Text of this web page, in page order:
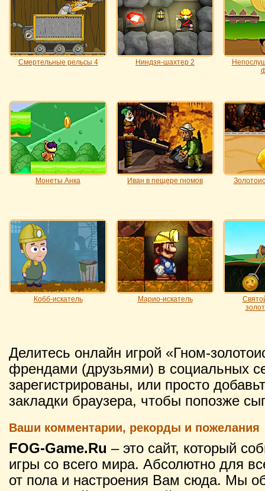
Смертельные рельсы 4 Ниндзя-шахтер 2
Монеты Анка Иван в пещере гномов
Кобб-искатель Марио-искатель
Делитесь онлайн игрой «Гном-
френдами (друзьями) в социальных
зарегистрированы, или просто
закладки браузера, чтобы попозже
Ваши комментарии, рекорды и пожелания
FOG-Game.Ru – это сайт, который
игры со всего мира. Абсолютно для
от пола и настроения Вам сюда. Мы